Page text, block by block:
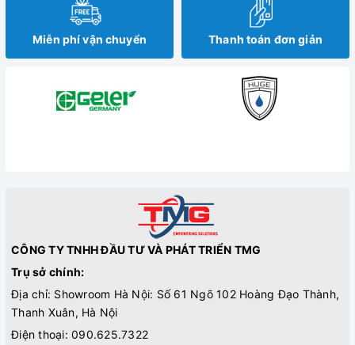
Miễn phí vận chuyển Thanh toán đơn giản
CÔNG TY TNHH ĐẦU TƯ VÀ PHÁT TRIỂN TMG
Trụ sở chính:
Địa chỉ: Showroom Hà Nội: Số 61 Ngõ 102 Hoàng Đạo Thành,
Thanh Xuân, Hà Nội
Điện thoại: 090.625.7322